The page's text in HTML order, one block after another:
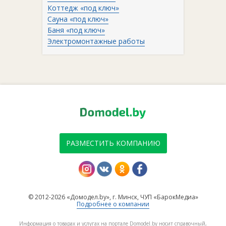
Коттедж «под ключ»
Сауна «под ключ»
Баня «под ключ»
Электромонтажные работы
РАЗМЕСТИТЬ КОМПАНИЮ
© 2012-2026 «Домодел.by», г. Минск, ЧУП «БарокМедиа»
Подробнее о компании
Информация о товарах и услугах на портале Domodel.by носит справочный,